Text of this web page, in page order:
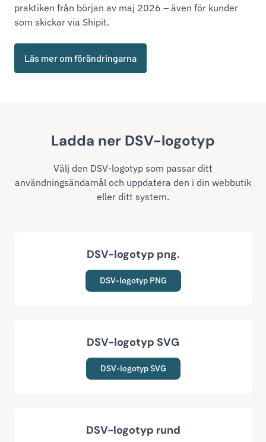
praktiken från början av maj 2026 – även för kunder
som skickar via Shipit.
Läs mer om förändringarna
Ladda ner DSV-logotyp
Välj den DSV-logotyp som passar ditt
användningsändamål och uppdatera den i din webbutik
eller ditt system.
DSV-logotyp png.
DSV-logotyp PNG
DSV-logotyp SVG
DSV-logotyp SVG
DSV-logotyp rund